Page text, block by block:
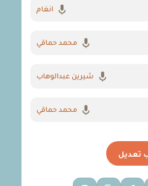
انغام
محمد حماقي
شيرين عبدالوهاب
محمد حماقي
تعديل